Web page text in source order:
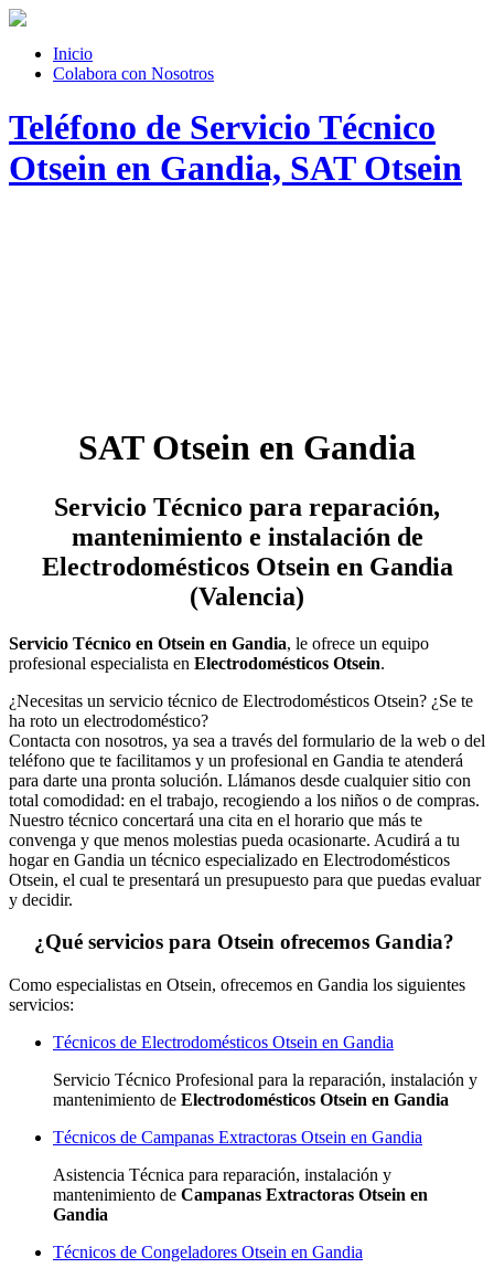
Inicio
Colabora con Nosotros
Teléfono de Servicio Técnico
Otsein en Gandia, SAT Otsein
SAT Otsein en Gandia
Servicio Técnico para reparación,
mantenimiento e instalación de
Electrodomésticos Otsein en Gandia
(Valencia)
Servicio Técnico en Otsein en Gandia, le ofrece un equipo
profesional especialista en Electrodomésticos Otsein.
¿Necesitas un servicio técnico de Electrodomésticos Otsein? ¿Se te
ha roto un electrodoméstico?
Contacta con nosotros, ya sea a través del formulario de la web o del
teléfono que te facilitamos y un profesional en Gandia te atenderá
para darte una pronta solución. Llámanos desde cualquier sitio con
total comodidad: en el trabajo, recogiendo a los niños o de compras.
Nuestro técnico concertará una cita en el horario que más te
convenga y que menos molestias pueda ocasionarte. Acudirá a tu
hogar en Gandia un técnico especializado en Electrodomésticos
Otsein, el cual te presentará un presupuesto para que puedas evaluar
y decidir.
¿Qué servicios para Otsein ofrecemos Gandia?
Como especialistas en Otsein, ofrecemos en Gandia los siguientes
servicios:
Técnicos de Electrodomésticos Otsein en Gandia
Servicio Técnico Profesional para la reparación, instalación y
mantenimiento de Electrodomésticos Otsein en Gandia
Técnicos de Campanas Extractoras Otsein en Gandia
Asistencia Técnica para reparación, instalación y
mantenimiento de Campanas Extractoras Otsein en
Gandia
Técnicos de Congeladores Otsein en Gandia